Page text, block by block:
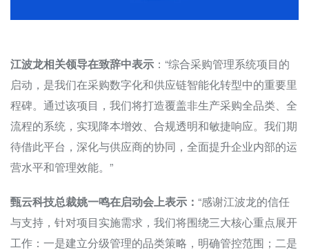
江波龙相关领导在致辞中表示 ：“综合采购管理系统项目的
启动，是我们在采购数字化和供应链智能化转型中的重要里
程碑。通过该项目，我们将打造覆盖非生产采购全品类、全
流程的系统，实现降本增效、合规透明和敏捷响应。我们期
待借此平台，深化与供应商的协同，全面提升企业内部的运
营水平和管理效能。”
甄云科技总裁姚一鸣在启动会上表示： “感谢江波龙的信任
与支持，针对项目实施需求，我们将围绕三大核心重点展开
工作：一是建立分级管理的品类策略，明确管控范围；二是